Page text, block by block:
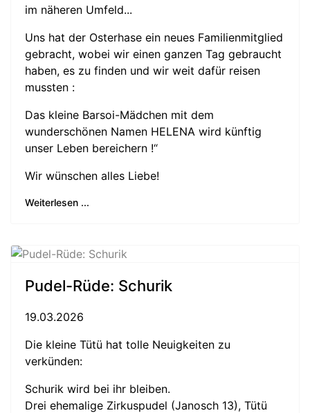
im näheren Umfeld...
Uns hat der Osterhase ein neues Familienmitglied
gebracht, wobei wir einen ganzen Tag gebraucht
haben, es zu finden und wir weit dafür reisen
mussten :
Das kleine Barsoi-Mädchen mit dem
wunderschönen Namen HELENA wird künftig
unser Leben bereichern !“
Wir wünschen alles Liebe!
Weiterlesen ...
Pudel-Rüde: Schurik
19.03.2026
Die kleine Tütü hat tolle Neuigkeiten zu
verkünden:
Schurik wird bei ihr bleiben.
Drei ehemalige Zirkuspudel (Janosch 13), Tütü